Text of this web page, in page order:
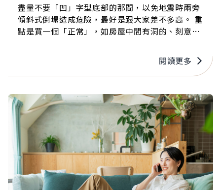
盡量不要「凹」字型底部的那間，以免地震時兩旁
傾斜式倒塌造成危險，最好是跟大家差不多高。 重
點是買一個「正常」，如房屋中間有洞的、刻意歪
插著的、甚至柱子是眾神或奇妙人像⋯⋯都得小心
閱讀更多